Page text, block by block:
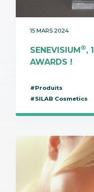
15 MARS 2024
SENEVISIUM®, 1
AWARDS !
#Produits
#SILAB Cosmetics